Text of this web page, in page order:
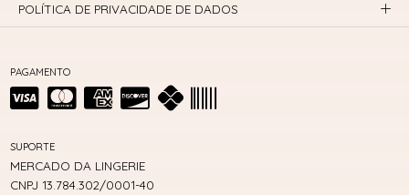
PAGAMENTO
SUPORTE
MERCADO DA LINGERIE
CNPJ 13.784.302/0001-40
POLÍTICA DE PRIVACIDADE DE DADOS